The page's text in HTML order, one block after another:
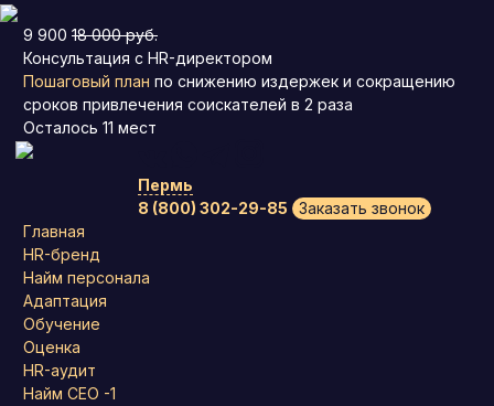
9 900 18 000 руб.
Консультация с HR-директором
Пошаговый план по снижению издержек и сокращению
сроков привлечения соискателей в 2 раза
Осталось 11 мест
Пермь
8 (800) 302-29-85
Заказать звонок
Главная
HR-бренд
Найм персонала
Адаптация
Обучение
Оценка
HR-аудит
Найм СЕО -1